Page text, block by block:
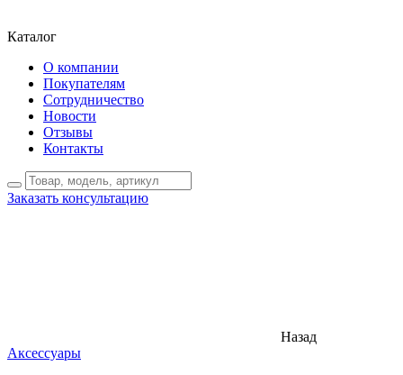
Каталог
О компании
Покупателям
Сотрудничество
Новости
Отзывы
Контакты
Заказать консультацию
Назад
Аксессуары